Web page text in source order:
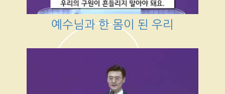
예수님과 한 몸이 된 우리